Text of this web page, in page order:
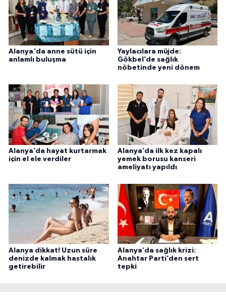
Alanya'da anne sütü için
anlamlı buluşma
Yaylacılara müjde:
Gökbel’de sağlık
nöbetinde yeni dönem
Alanya’da hayat kurtarmak
için el ele verdiler
Alanya’da ilk kez kapalı
yemek borusu kanseri
ameliyatı yapıldı
Alanya dikkat! Uzun süre
denizde kalmak hastalık
getirebilir
Alanya’da sağlık krizi:
Anahtar Parti’den sert
tepki